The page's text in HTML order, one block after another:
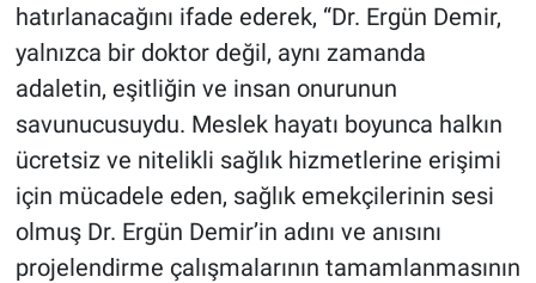
hatırlanacağını ifade ederek, “Dr. Ergün Demir,
yalnızca bir doktor değil, aynı zamanda
adaletin, eşitliğin ve insan onurunun
savunucusuydu. Meslek hayatı boyunca halkın
ücretsiz ve nitelikli sağlık hizmetlerine erişimi
için mücadele eden, sağlık emekçilerinin sesi
olmuş Dr. Ergün Demir’in adını ve anısını
projelendirme çalışmalarının tamamlanmasının